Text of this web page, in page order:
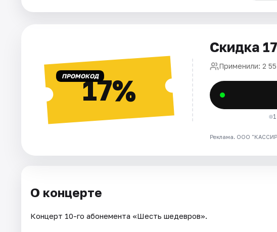
ПРОМОКОД17%
Скидка
Применили: 2
Реклама. ООО
О концерте
Концерт 10-го абонемента «Шесть шедевров».